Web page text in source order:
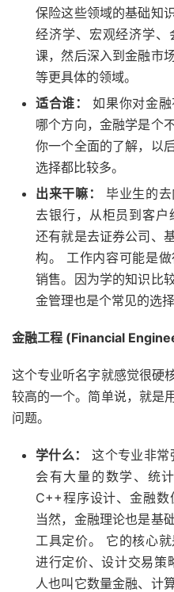
保险这些领域的基础知
经济学、宏观经济学
课，然后深入到金融市
等更具体的领域。
适合谁：
如果你对金
哪个方向，金融学是个
你一个全面的了解，以
选择都比较多。
出来干嘛：
毕业生的
去银行，从柜员到客户
还有就是去证券公司、
构。 工作内容可能是
销售。因为学的知识比
金管理也是个常见的选择
金融工程 (Financial
这个专业听名字就感觉很硬
较高的一个。简单说，就是
问题。
学什么：
这个专业非常
会有大量的数学、统
C++程序设计、金融数
当然，金融理论也是基
工具定价。 它的核心
进行定价、设计交易策
人也叫它数量金融、计